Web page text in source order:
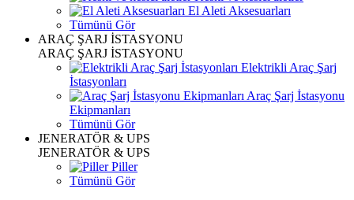
El Aleti Aksesuarları
Tümünü Gör
ARAÇ ŞARJ İSTASYONU
ARAÇ ŞARJ İSTASYONU
Elektrikli Araç Şarj
İstasyonları
Araç Şarj İstasyonu
Ekipmanları
Tümünü Gör
JENERATÖR & UPS
JENERATÖR & UPS
Piller
Tümünü Gör